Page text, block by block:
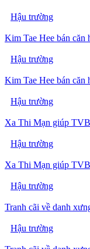
Hậu trường
Kim Tae Hee bán căn
Hậu trường
Kim Tae Hee bán căn
Hậu trường
Xa Thi Mạn giúp TVB
Hậu trường
Xa Thi Mạn giúp TVB
Hậu trường
Tranh cãi về danh
Hậu trường